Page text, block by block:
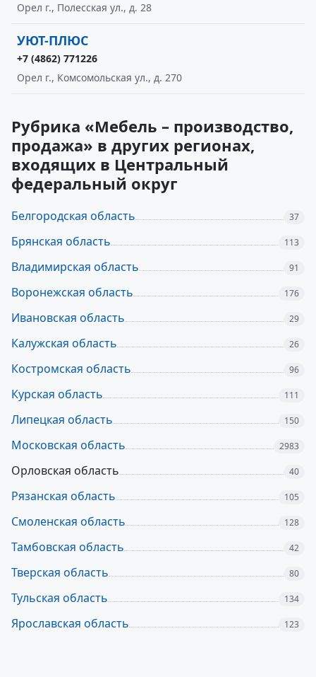
Орел г., Полесская ул., д. 28
УЮТ-ПЛЮС
+7 (4862) 771226
Орел г., Комсомольская ул., д. 270
Рубрика «Мебель – производство,
продажа» в других регионах,
входящих в Центральный
федеральный округ
Белгородская область 37
Брянская область 113
Владимирская область 91
Воронежская область 176
Ивановская область 29
Калужская область 26
Костромская область 96
Курская область 111
Липецкая область 150
Московская область 2983
Орловская область 40
Рязанская область 105
Смоленская область 128
Тамбовская область 42
Тверская область 80
Тульская область 134
Ярославская область 123